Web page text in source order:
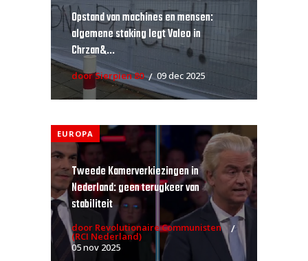
Opstand van machines en mensen:
algemene staking legt Valeo in
Chrzan&...
door Sierpien 80 09 dec 2025
EUROPA
Tweede Kamerverkiezingen in
Nederland: geen terugkeer van
stabiliteit
door Revolutionaire Communisten
(RCI Nederland)
05 nov 2025